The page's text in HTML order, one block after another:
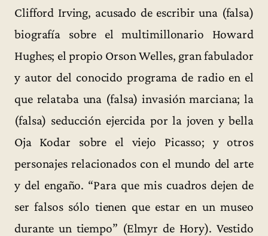
Clifford Irving, acusado de escribir una (falsa)
biografía sobre el multimillonario Howard
Hughes; el propio Orson Welles, gran fabulador
y autor del conocido programa de radio en el
que relataba una (falsa) invasión marciana; la
(falsa) seducción ejercida por la joven y bella
Oja Kodar sobre el viejo Picasso; y otros
personajes relacionados con el mundo del arte
y del engaño. “Para que mis cuadros dejen de
ser falsos sólo tienen que estar en un museo
durante un tiempo” (Elmyr de Hory). Vestido